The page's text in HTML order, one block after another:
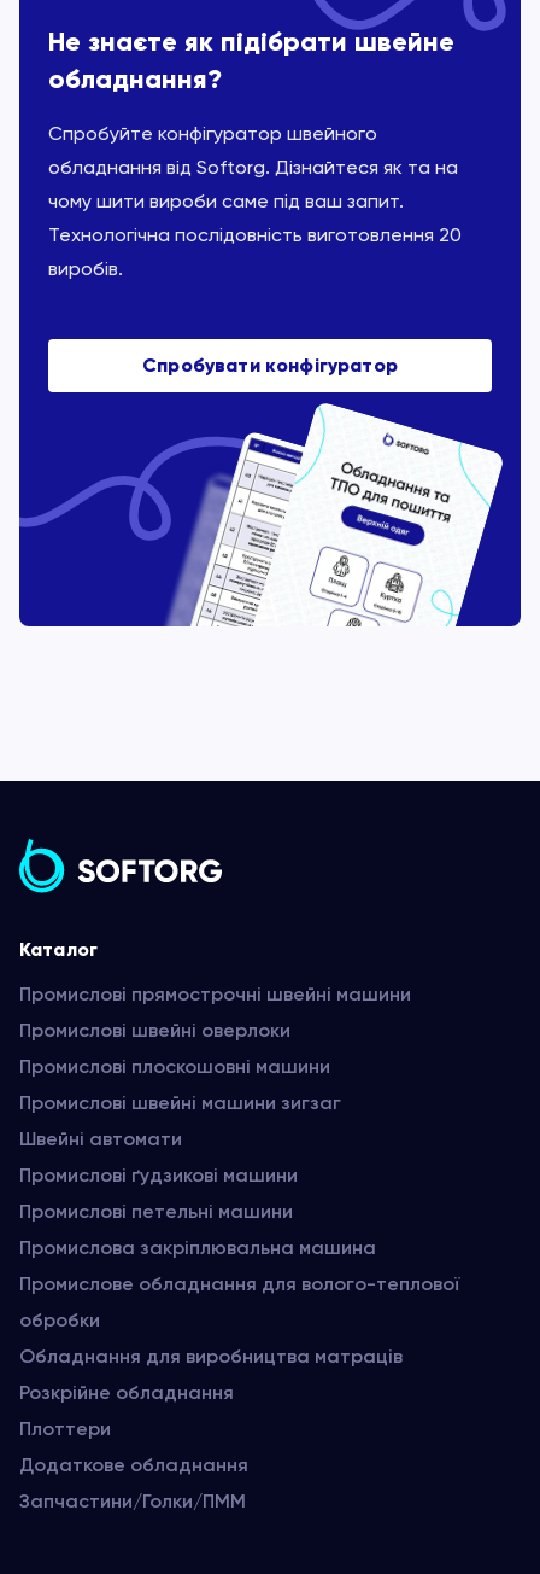
Не знаєте як підібрати швейне
обладнання?
Спробуйте конфігуратор швейного
обладнання від Softorg. Дізнайтеся як та на
чому шити вироби саме під ваш запит.
Технологічна послідовність виготовлення 20
виробів.
Спробувати конфігуратор
Каталог
Промислові прямострочні швейні машини
Промислові швейні оверлоки
Промислові плоскошовні машини
Промислові швейні машини зигзаг
Швейні автомати
Промислові ґудзикові машини
Промислові петельні машини
Промислова закріплювальна машина
Промислове обладнання для волого-теплової
обробки
Обладнання для виробництва матраців
Розкрійне обладнання
Плоттери
Додаткове обладнання
Запчастини/Голки/ПММ